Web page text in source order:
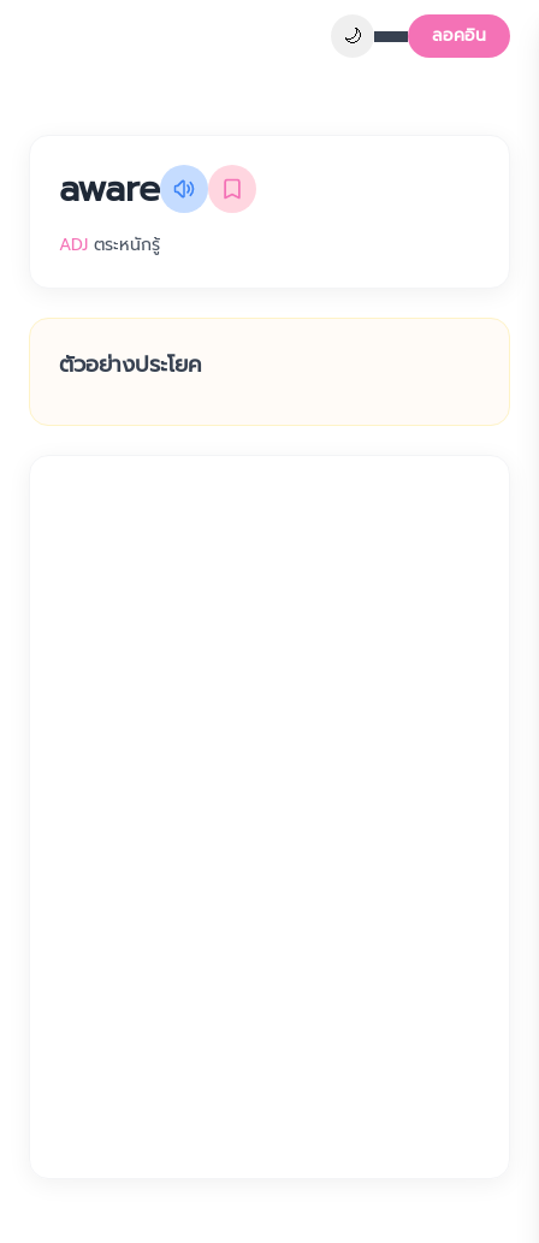
🌙 ลอคอิน
aware
ADJ ตระหนักรู้
ตัวอย่างประโยค